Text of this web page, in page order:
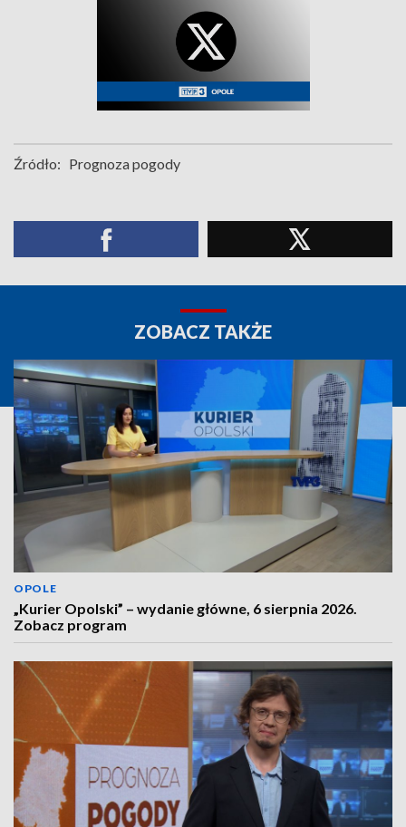
Źródło: Prognoza pogody
ZOBACZ TAKŻE
OPOLE
„Kurier Opolski” – wydanie główne, 6 sierpnia 2026.
Zobacz program